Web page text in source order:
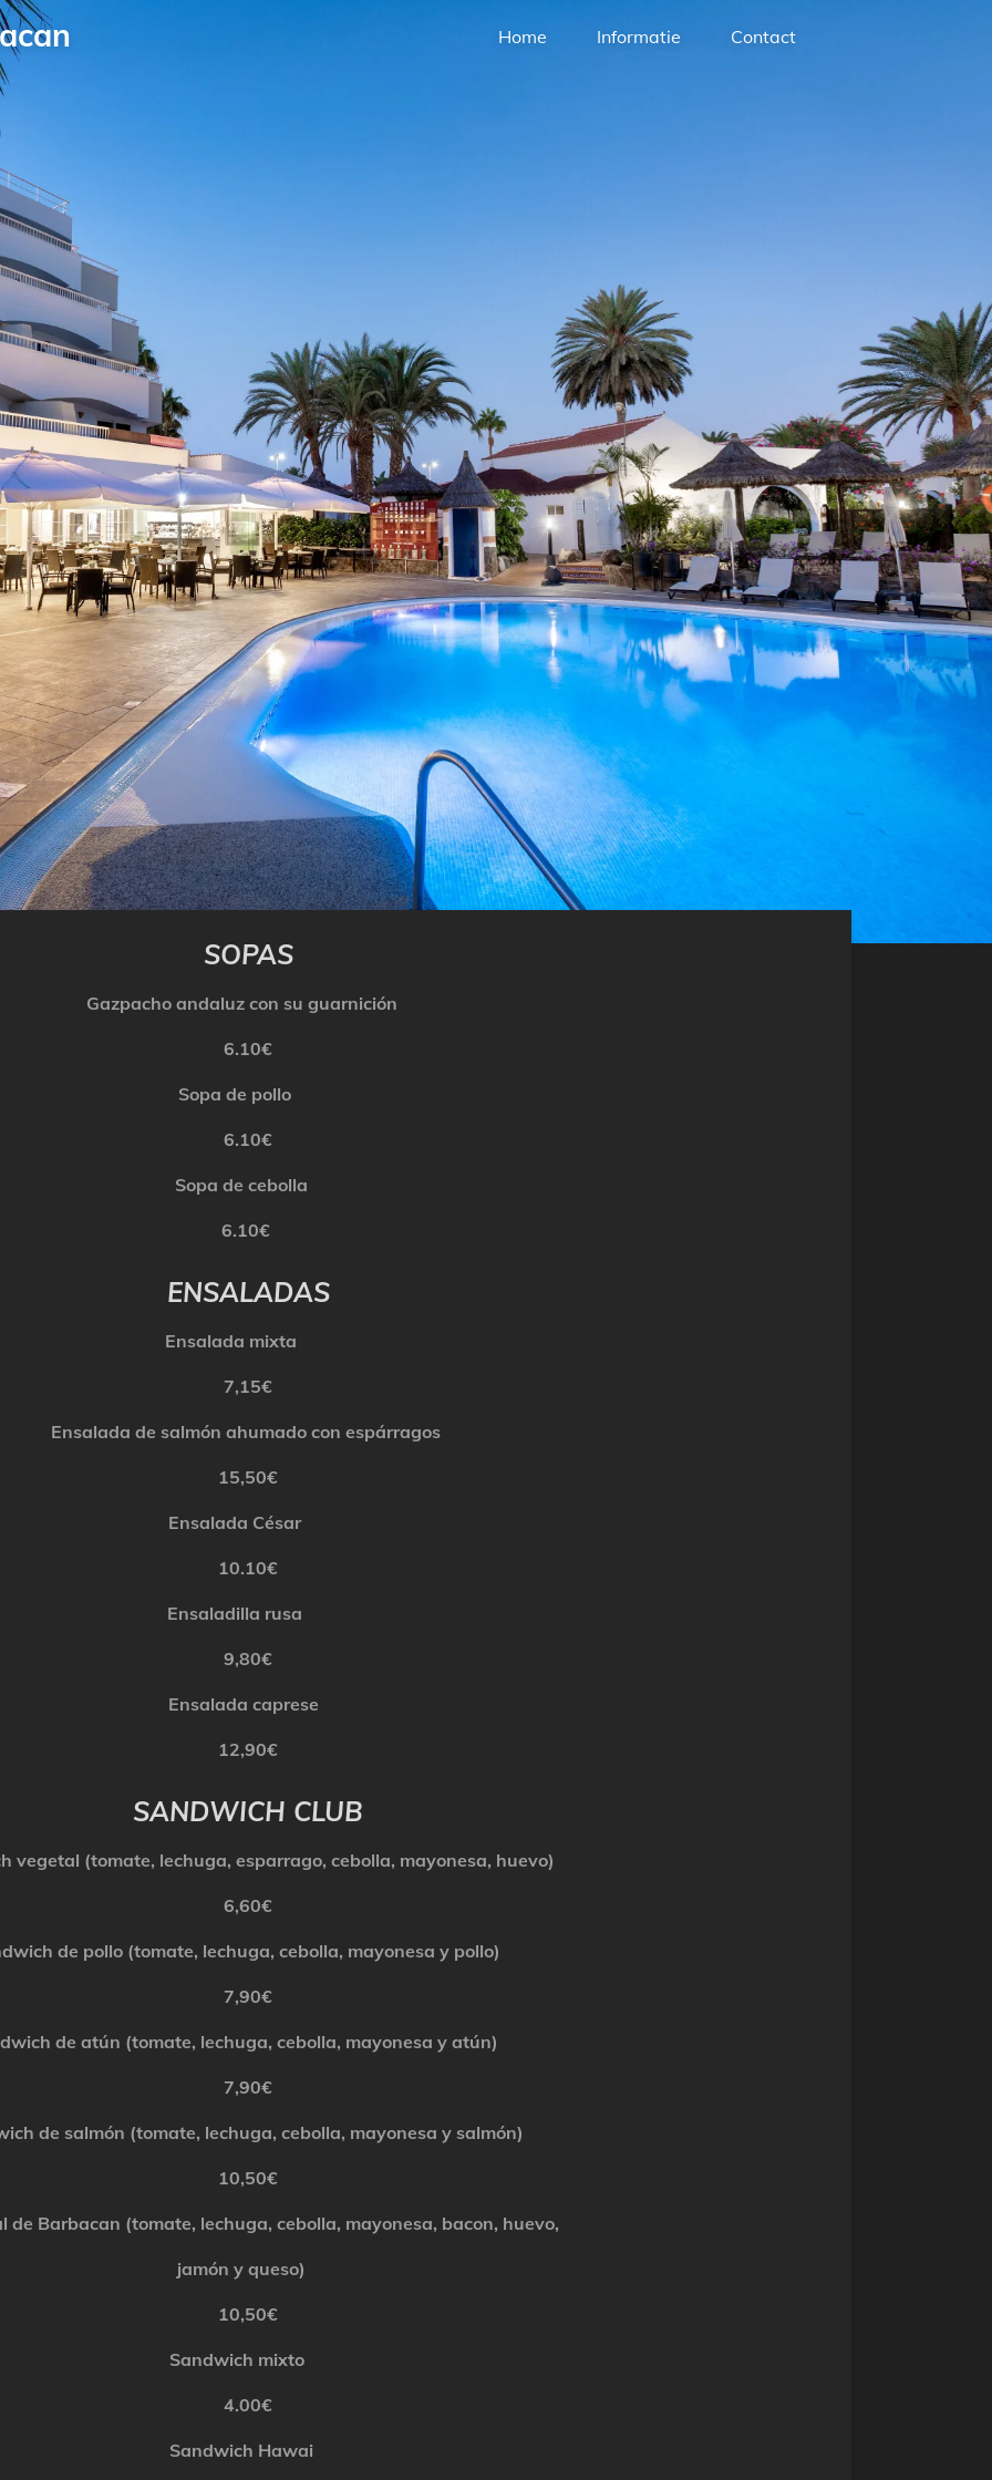
Home Informatie Contact
SOPAS
Gazpacho andaluz con su guarnición
6.10€
Sopa de pollo
6.10€
Sopa de cebolla
6.10€
ENSALADAS
Ensalada mixta
7,15€
Ensalada de salmón ahumado con espárragos
15,50€
Ensalada César
10.10€
Ensaladilla rusa
9,80€
Ensalada caprese
12,90€
SANDWICH CLUB
vegetal (tomate, lechuga, esparrago, cebolla, mayonesa, huevo)
6,60€
de pollo (tomate, lechuga, cebolla, mayonesa y pollo)
7,90€
de atún (tomate, lechuga, cebolla, mayonesa y atún)
7,90€
de salmón (tomate, lechuga, cebolla, mayonesa y salmón)
10,50€
de Barbacan (tomate, lechuga, cebolla, mayonesa, bacon, huevo,
jamón y queso)
10,50€
Sandwich mixto
4.00€
Sandwich Hawai